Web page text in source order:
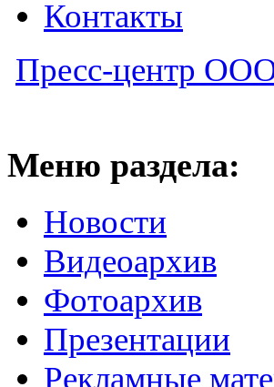
Контакты
Пресс-центр
Меню раздела:
Новости
Видеоархив
Фотоархив
Презентации
Рекламные